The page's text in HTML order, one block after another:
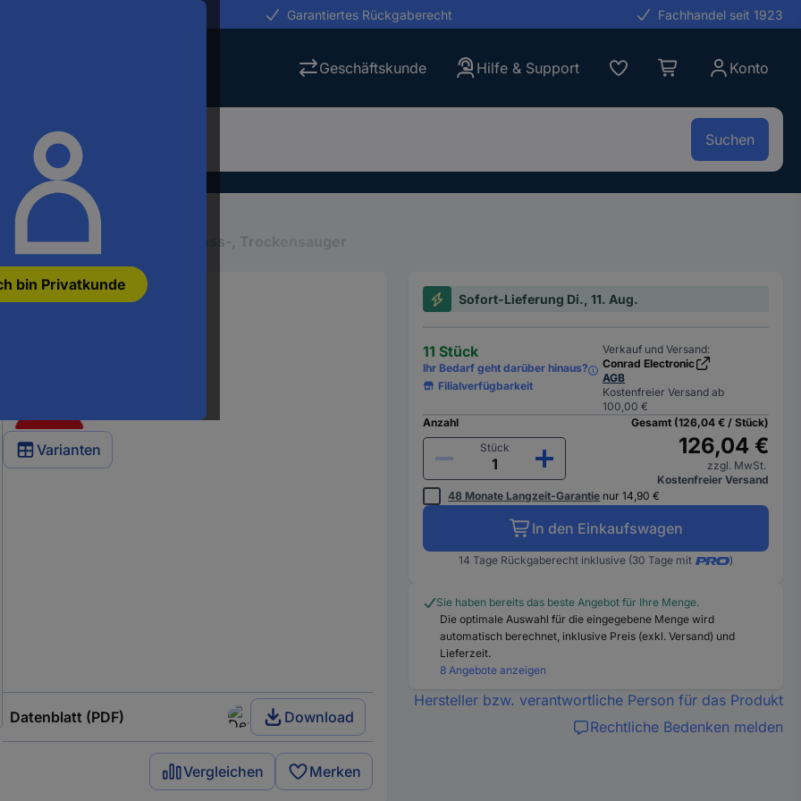
bin Privatkunde
Garantiertes Rückgaberecht Fachhandel seit 1923
Geschäftskunde Hilfe & Support Konto
Suchen
Gebäudereinigung Nass-, Trockensauger
2.2 l
Varianten
Datenblatt (PDF) Download
Vergleichen Merken
Sofort-Lieferung Di., 11. Aug.
11 Stück
Ihr Bedarf geht darüber hinaus?
Filialverfügbarkeit
Verkauf und Versand:
Conrad Electronic
AGB
Kostenfreier Versand ab
100,00 €
Anzahl
Stück
Gesamt (126,04 € / Stück)
126,04 €
zzgl. MwSt.
Kostenfreier Versand
48 Monate Langzeit-Garantie nur 14,90 €
In den Einkaufswagen
14 Tage Rückgaberecht inklusive (30 Tage mit )
Sie haben bereits das beste Angebot für Ihre Menge.
Die optimale Auswahl für die eingegebene Menge wird
automatisch berechnet, inklusive Preis (exkl. Versand) und
Lieferzeit.
8 Angebote anzeigen
Hersteller bzw. verantwortliche Person für das Produkt
Rechtliche Bedenken melden